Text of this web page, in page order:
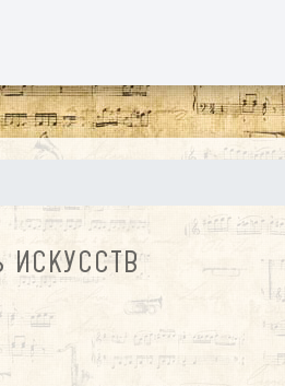
ИСКУССТВ